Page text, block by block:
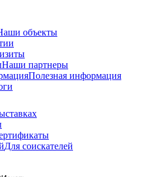
объекты
Наши партнеры
Полезная информация
Для соискателей